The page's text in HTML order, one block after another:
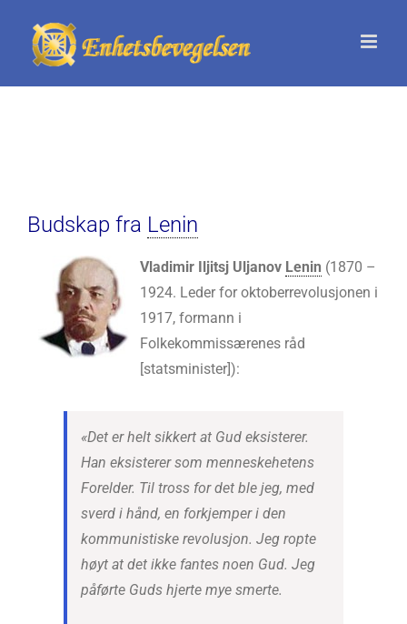
content
Budskap fra Lenin
Vladimir Iljitsj Uljanov Lenin (1870 –
1924. Leder for oktoberrevolusjonen i
1917, formann i
Folkekommissærenes råd
[statsminister]):
«Det er helt sikkert at Gud eksisterer.
Han eksisterer som menneskehetens
Forelder. Til tross for det ble jeg, med
sverd i hånd, en forkjemper i den
kommunistiske revolusjon. Jeg ropte
høyt at det ikke fantes noen Gud. Jeg
påførte Guds hjerte mye smerte.